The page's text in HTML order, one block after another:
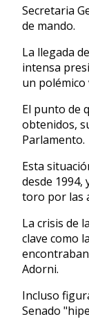
Secretaria
de mando.
La llegada
intensa
un polémico
El punto de
obtenidos,
Parlamento.
Esta
desde
toro por las
La crisis de
clave como
Adorni.
Incluso
Senado